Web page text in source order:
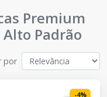
Premium
Padrão
por
-4%